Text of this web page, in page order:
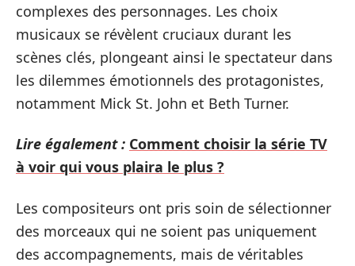
complexes des personnages. Les choix
musicaux se révèlent cruciaux durant les
scènes clés, plongeant ainsi le spectateur dans
les dilemmes émotionnels des protagonistes,
notamment Mick St. John et Beth Turner.
Lire également : Comment choisir la série TV
à voir qui vous plaira le plus ?
Les compositeurs ont pris soin de sélectionner
des morceaux qui ne soient pas uniquement
des accompagnements, mais de véritables